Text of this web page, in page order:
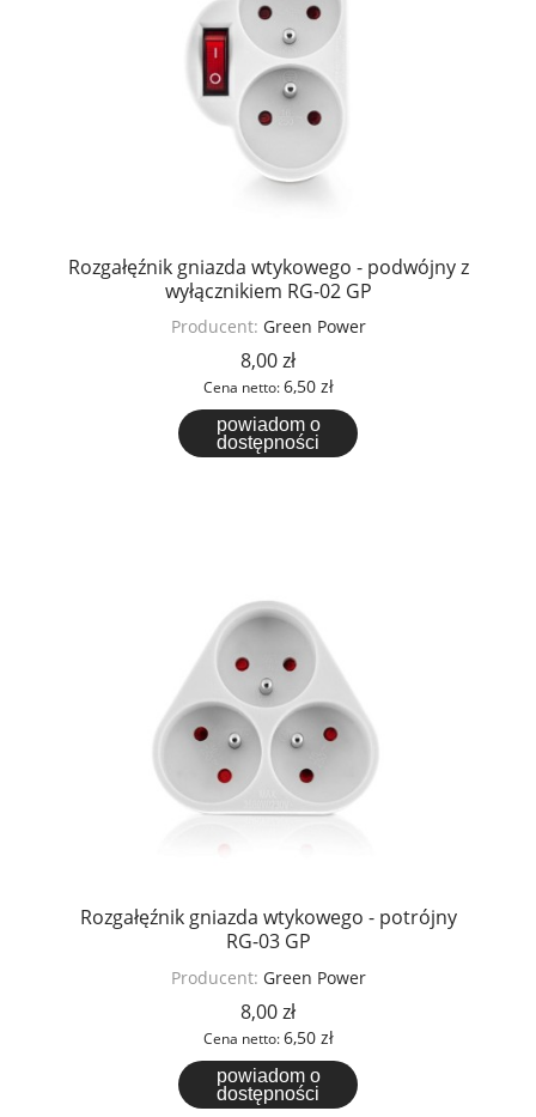
Rozgałęźnik gniazda wtykowego - podwójny z
wyłącznikiem RG-02 GP
Producent: Green Power
8,00 zł
Cena netto:6,50 zł
powiadom o
dostępności
Rozgałęźnik gniazda wtykowego - potrójny
RG-03 GP
Producent: Green Power
8,00 zł
Cena netto:6,50 zł
powiadom o
dostępności